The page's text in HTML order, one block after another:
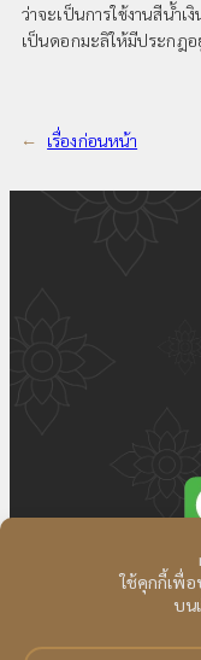
ว่าจะเป็นการใช้งานสีน้ำ
เป็นดอกมะลิให้มีประกฎอ
← เรื่องก่อนหน้า
ติ
สงวนลิขสิทธิ์